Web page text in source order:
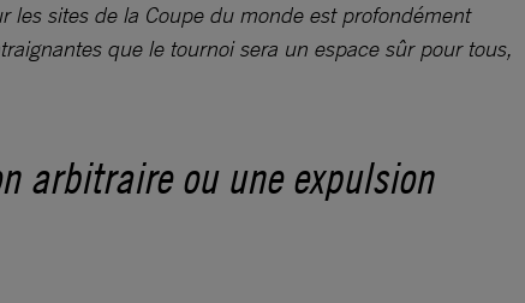
les sites de la Coupe du monde est profondément
que le tournoi sera un espace sûr pour tous,
arbitraire ou une expulsion